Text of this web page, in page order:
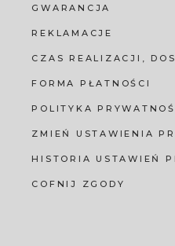
GWARANCJA
REKLAMACJE
CZAS REALIZACJI,
FORMA PŁATNOŚCI
POLITYKA
ZMIEŃ USTAWIENIA
HISTORIA USTAWIEŃ
COFNIJ ZGODY